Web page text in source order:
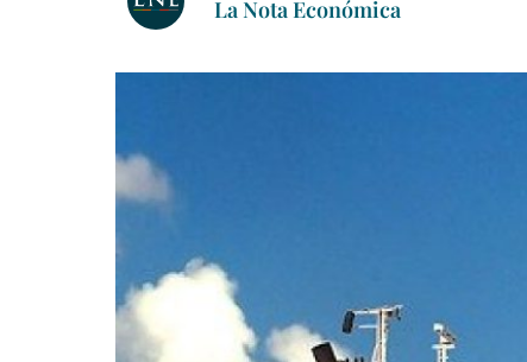
La Nota Económica